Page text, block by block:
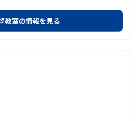
教室の情報を見る